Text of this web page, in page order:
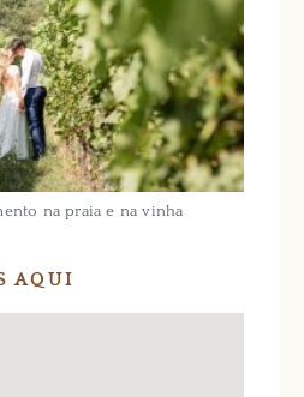
na praia e na vinha
AQUI